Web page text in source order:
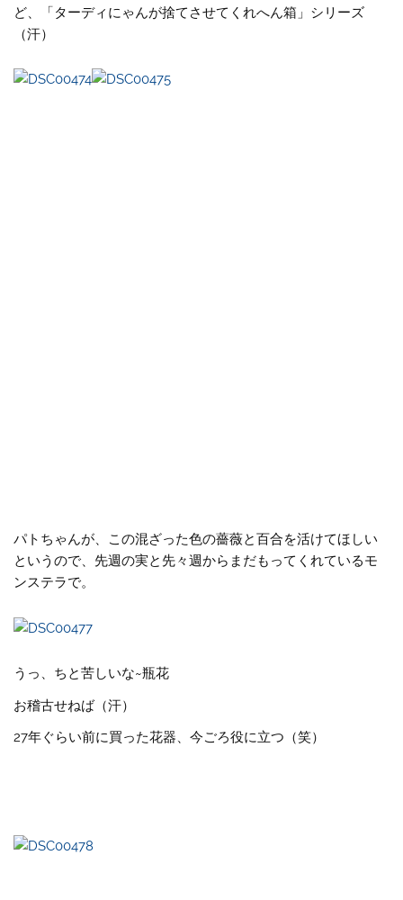
ど、「ターディにゃんが捨てさせてくれへん箱」シリーズ
（汗）
パトちゃんが、この混ざった色の薔薇と百合を活けてほしい
というので、先週の実と先々週からまだもってくれているモ
ンステラで。
うっ、ちと苦しいな~瓶花
お稽古せねば（汗）
27年ぐらい前に買った花器、今ごろ役に立つ（笑）